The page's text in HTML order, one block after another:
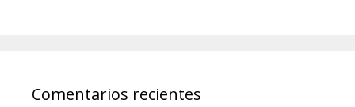
Comentarios recientes